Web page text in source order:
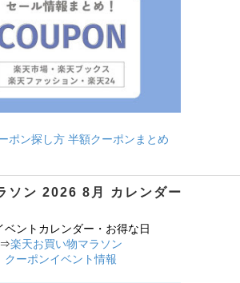
ポン探し方 半額クーポンまとめ
ソン 2026 8月 カレンダー
ベントカレンダー・お得な日
⇒楽天お買い物マラソン
クーポンイベント情報